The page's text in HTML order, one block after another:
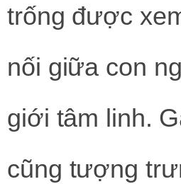
trống được
nối giữa con
giới tâm linh.
cũng tượng